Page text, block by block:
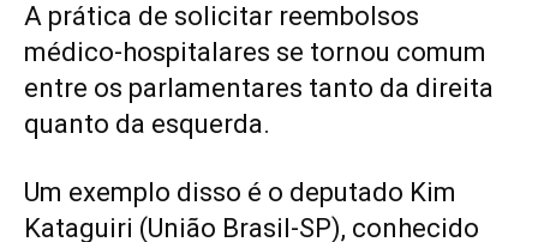
A prática de solicitar reembolsos
médico-hospitalares se tornou comum
entre os parlamentares tanto da direita
quanto da esquerda.
Um exemplo disso é o deputado Kim
Kataguiri (União Brasil-SP), conhecido